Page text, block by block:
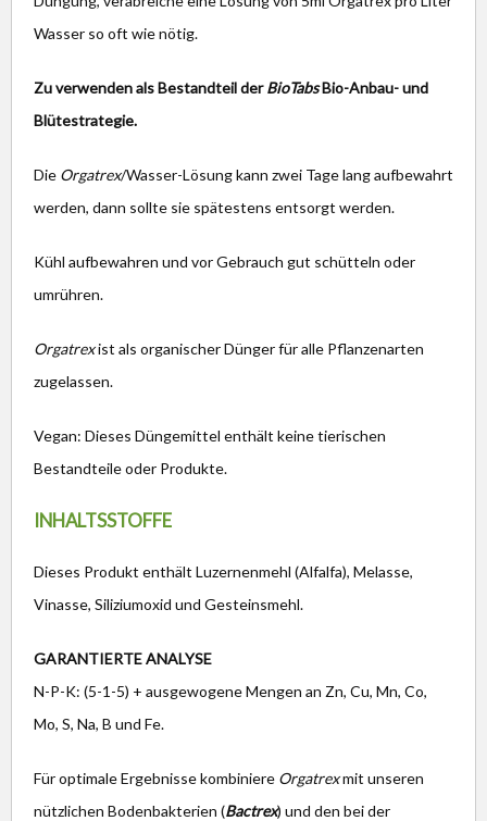
Wasser so oft wie nötig.
Zu verwenden als Bestandteil derBioTabsBio-Anbau- und
Blütestrategie.
Die Orgatrex/Wasser-Lösung kann zwei Tage lang aufbewahrt
werden, dann sollte sie spätestens entsorgt werden.
Kühl aufbewahren und vor Gebrauch gut schütteln oder
umrühren.
Orgatrexist als organischer Dünger für alle Pflanzenarten
zugelassen.
Vegan: Dieses Düngemittel enthält keine tierischen
Bestandteile oder Produkte.
INHALTSSTOFFE
Dieses Produkt enthält Luzernenmehl (Alfalfa), Melasse,
Vinasse, Siliziumoxid und Gesteinsmehl.
GARANTIERTE ANALYSE
N-P-K: (5-1-5) + ausgewogene Mengen an Zn, Cu, Mn, Co,
Mo, S, Na, B und Fe.
Für optimale Ergebnisse kombiniere Orgatrexmit unseren
nützlichen Bodenbakterien (Bactrex) und den bei der